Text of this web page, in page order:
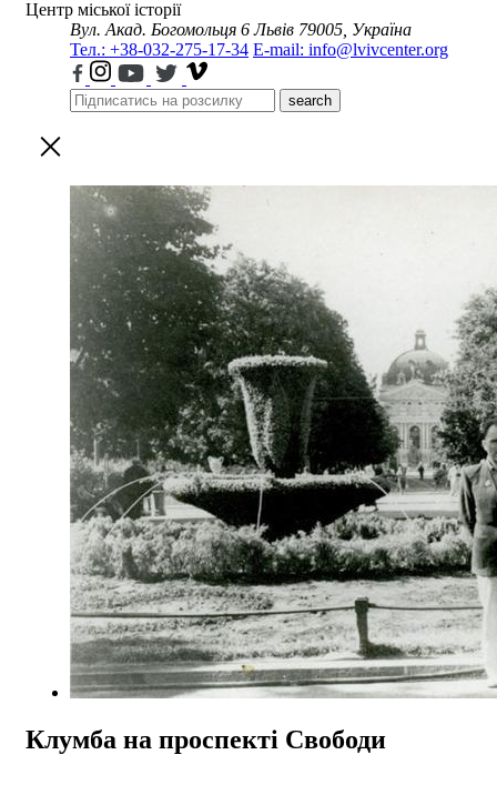
Центр міської історії
Вул. Акад. Богомольця 6 Львів 79005, Україна
Тел.: +38-032-275-17-34 E-mail: info@lvivcenter.org
search
Клумба на проспекті Свободи